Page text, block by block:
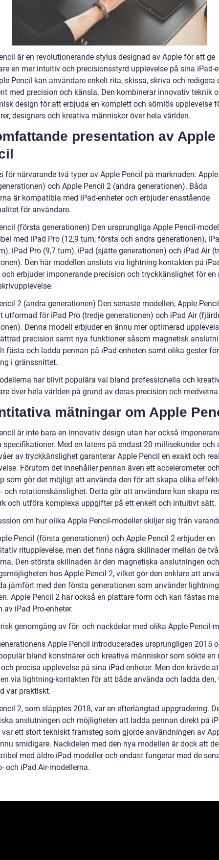
är en revolutionerande stylus designad av Apple för att ge
en mer intuitiv och precisionsstyrd upplevelse på sina iPad-
Pencil kan användare enkelt rita, skissa, skriva och redigera
med precision och känsla. Den kombinerar innovativ teknik
design för att erbjuda en komplett och sömlös upplevelse
designers och kreativa människor över hela världen.
presentation av Apple
för närvarande två typer av Apple Pencil på marknaden:
och Apple Pencil 2 (andra generationen). Båda
är kompatibla med iPad-enheter och erbjuder enastående
för användare.
(första generationen) Den ursprungliga Apple Pencil-
med iPad Pro (12,9 tum, första och andra generationen),
iPad Pro (9,7 tum), iPad (sjätte generationen) och iPad Air
Den här modellen ansluts via lightning-kontakten på
och erbjuder imponerande precision och tryckkänslighet för en
2 (andra generationen) Den senaste modellen, Apple
utformad för iPad Pro (tredje generationen) och iPad Air
Denna modell erbjuder en ännu mer optimerad
precision samt nya funktioner såsom magnetisk
fästa och ladda pennan på iPad-enheten samt olika gester för
i gränssnittet.
har blivit populära val bland professionella och
över hela världen på grund av deras precision och
mätningar om Apple
är inte bara en innovativ design utan har också
specifikationer. Med en latens på endast 20 millisekunder och
av tryckkänslighet garanterar Apple Pencil en exakt och
Förutom det innehåller pennan även ett accelerometer
som gör det möjligt att använda den för att skapa olika
och rotationskänslighet. Detta gör att användare kan skapa
och utföra komplexa uppgifter på ett enkelt och intuitivt sätt.
om hur olika Apple Pencil-modeller skiljer sig från
Pencil (första generationen) och Apple Pencil 2 erbjuder en
ritupplevelse, men det finns några skillnader mellan de två
Den största skillnaden är den magnetiska anslutningen och
hos Apple Pencil 2, vilket gör den enklare att
jämfört med den första generationen som använder
Apple Pencil 2 har också en plattare form och kan fästas
av iPad Pro-enheter.
genomgång av för- och nackdelar med olika Apple Pencil-
Apple Pencil introducerades ursprungligen 2015
bland konstnärer och kreativa människor som sökte en
precisa upplevelse på sina iPad-enheter. Men den krävde
via lightning-kontakten för att både använda och ladda den,
var praktiskt.
2, som släpptes 2018, var en efterlängtad uppgradering.
anslutningen och möjligheten att ladda pennan direkt på
var ett stort tekniskt framsteg som gjorde användningen av
smidigare. Nackdelen med den nya modellen är dock att
med äldre iPad-modeller och endast fungerar med de
och iPad Air-modellerna.